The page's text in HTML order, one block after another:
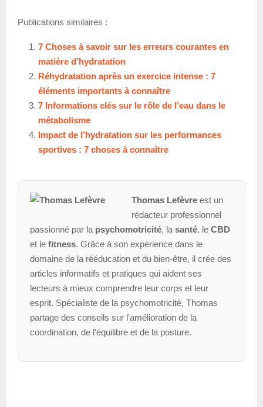
Publications similaires :
7 Choses à savoir sur les erreurs courantes en
matière d’hydratation
Réhydratation après un exercice intense : 7
éléments importants à connaître
7 Informations clés sur le rôle de l’eau dans le
métabolisme
Impact de l’hydratation sur les performances
sportives : 7 choses à connaître
Thomas Lefèvreest un
rédacteur professionnel
passionné par la psychomotricité, la santé, le CBD
et le fitness. Grâce à son expérience dans le
domaine de la rééducation et du bien-être, il crée des
articles informatifs et pratiques qui aident ses
lecteurs à mieux comprendre leur corps et leur
esprit. Spécialiste de la psychomotricité, Thomas
partage des conseils sur l'amélioration de la
coordination, de l'équilibre et de la posture.